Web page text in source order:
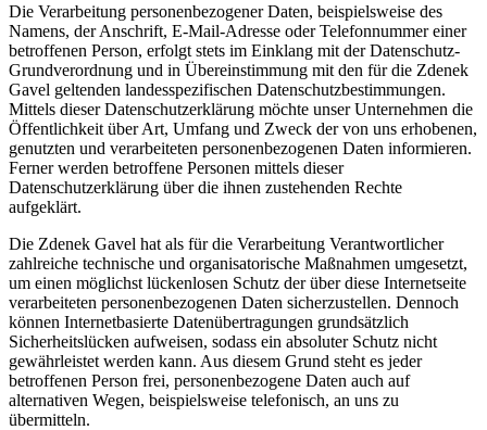
Die Verarbeitung personenbezogener Daten, beispielsweise des
Namens, der Anschrift, E-Mail-Adresse oder Telefonnummer einer
betroffenen Person, erfolgt stets im Einklang mit der Datenschutz-
Grundverordnung und in Übereinstimmung mit den für die Zdenek
Gavel geltenden landesspezifischen Datenschutzbestimmungen.
Mittels dieser Datenschutzerklärung möchte unser Unternehmen die
Öffentlichkeit über Art, Umfang und Zweck der von uns erhobenen,
genutzten und verarbeiteten personenbezogenen Daten informieren.
Ferner werden betroffene Personen mittels dieser
Datenschutzerklärung über die ihnen zustehenden Rechte
aufgeklärt.
Die Zdenek Gavel hat als für die Verarbeitung Verantwortlicher
zahlreiche technische und organisatorische Maßnahmen umgesetzt,
um einen möglichst lückenlosen Schutz der über diese Internetseite
verarbeiteten personenbezogenen Daten sicherzustellen. Dennoch
können Internetbasierte Datenübertragungen grundsätzlich
Sicherheitslücken aufweisen, sodass ein absoluter Schutz nicht
gewährleistet werden kann. Aus diesem Grund steht es jeder
betroffenen Person frei, personenbezogene Daten auch auf
alternativen Wegen, beispielsweise telefonisch, an uns zu
übermitteln.